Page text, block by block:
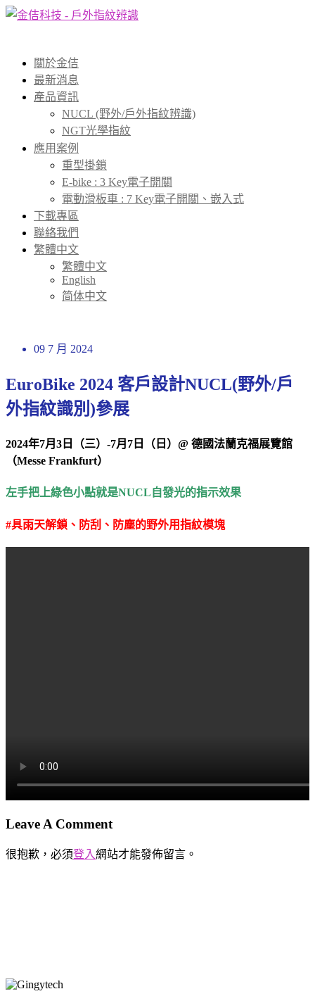
關於金佶
最新消息
產品資訊
NUCL (野外/戶外指紋辨識)
NGT光學指紋
應用案例
重型掛鎖
E-bike : 3 Key電子開關
電動滑板車 : 7 Key電子開關、嵌入式
下載專區
聯絡我們
繁體中文
繁體中文
English
简体中文
09 7 月 2024
EuroBike 2024 客戶設計NUCL(野外/戶
外指紋識別)參展
2024年7月3日（三）-7月7日（日）@ 德國法蘭克福展覽館
（Messe Frankfurt）
左手把上綠色小點就是NUCL自發光的指示效果
#具雨天解鎖、防刮、防塵的野外用指紋模塊
Leave A Comment
很抱歉，必須登入網站才能發佈留言。